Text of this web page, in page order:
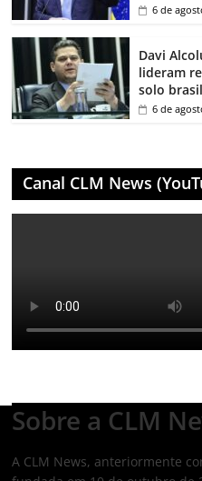
6 de
Davi
lideram
solo
6 de
Canal CLM News
Sobre a CLM
A CLM News, anteriormente